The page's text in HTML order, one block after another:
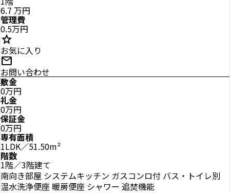
6.7 万円
管理費
0.5万円
star
お気に入り
mail
お問い合わせ
敷金
0万円
礼金
0万円
保証金
0万円
専有面積
1LDK／51.50m²
階数
1階／3階建て
南向き部屋 システムキッチン ガスコンロ付 バス・トイレ別
温水洗浄便座 暖房便座 シャワー 追焚機能